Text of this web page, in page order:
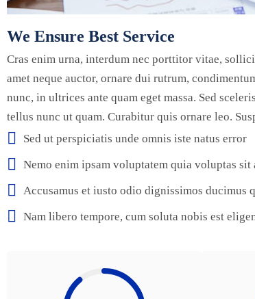
We Ensure Best Service
Cras enim urna, interdum nec porttitor vitae,
amet neque auctor, ornare dui rutrum,
nunc, in ultrices ante quam eget massa. Sed
tellus nunc ut quam. Curabitur quis ornare leo.
Sed ut perspiciatis unde omnis iste natus error
Nemo enim ipsam voluptatem quia voluptas sit
Accusamus et iusto odio dignissimos ducimus
Nam libero tempore, cum soluta nobis est